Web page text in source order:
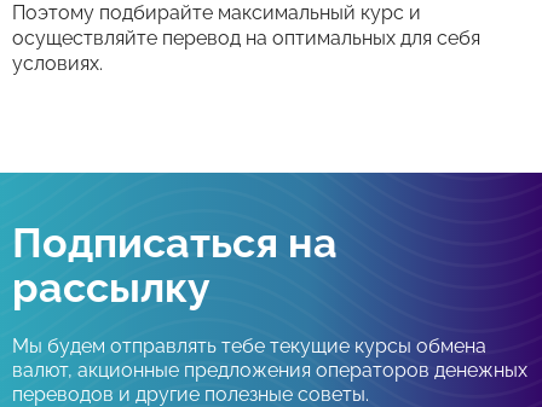
Поэтому подбирайте максимальный курс и
осуществляйте перевод на оптимальных для себя
условиях.
Подписаться на
рассылку
Мы будем отправлять тебе текущие курсы обмена
валют, акционные предложения операторов денежных
переводов и другие полезные советы.